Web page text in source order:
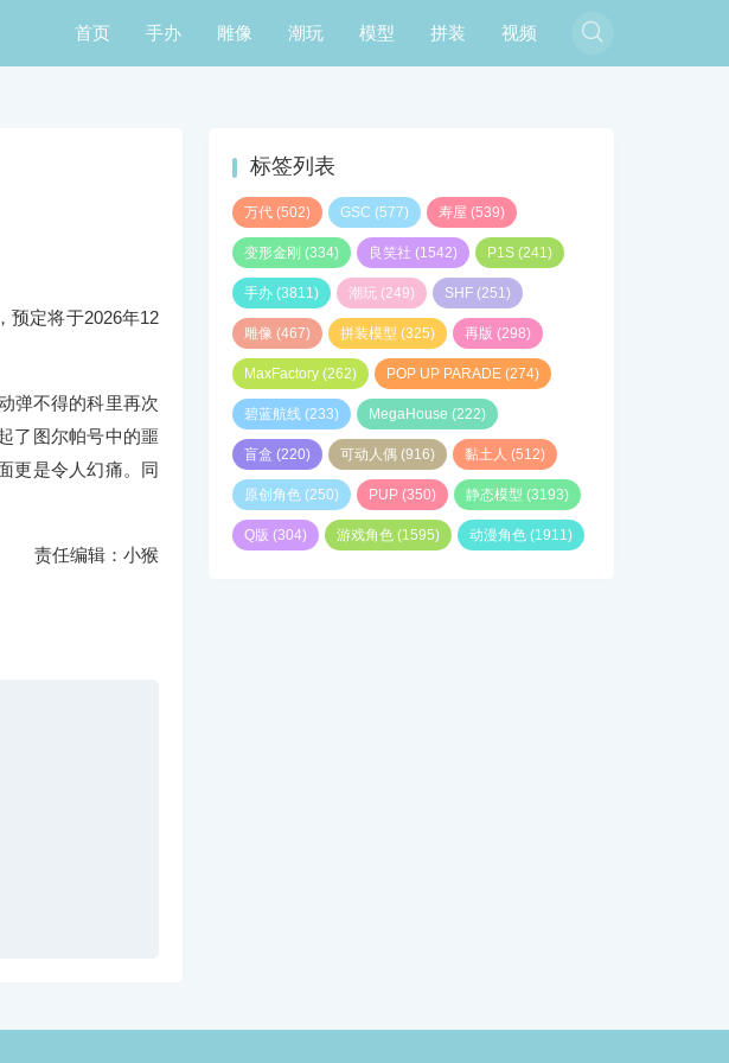
首页 手办 雕像 潮玩 模型 拼装 视频 
预定将于2026年12
弹不得的科里再次
了图尔帕号中的噩
更是令人幻痛。同
责任编辑：小猴
标签列表
万代 (502) GSC (577) 寿屋 (539)
变形金刚 (334) 良笑社 (1542) P1S (241)
手办 (3811) 潮玩 (249) SHF (251)
雕像 (467) 拼装模型 (325) 再版 (298)
MaxFactory (262) POP UP PARADE (274)
碧蓝航线 (233) MegaHouse (222)
盲盒 (220) 可动人偶 (916) 黏土人 (512)
原创角色 (250) PUP (350) 静态模型 (3193)
Q版 (304) 游戏角色 (1595) 动漫角色 (1911)